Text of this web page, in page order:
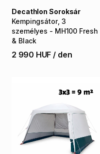
Kempingsátor​,​ 3
személyes - MH100 Fresh
& Black
Decathlon Soroksár
2 990 HUF / den